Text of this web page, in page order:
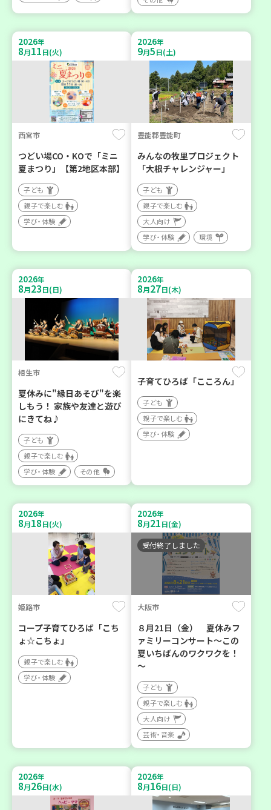
2026年
8月11日(火)
西宮市
つどい場CO・KOで「ミニ
夏まつり」【第2地区本部】
子ども
親子で楽しむ
学び・体験
2026年
9月5日(土)
豊能郡豊能町
みんなの牧里プロジェクト
「大根チャレンジャー」
子ども
親子で楽しむ
大人向け
学び・体験
環境
2026年
8月23日(日)
相生市
夏休みに"縁日あそび"を楽
しもう！ 家族や友達と遊び
にきてね♪
子ども
親子で楽しむ
学び・体験
その他
2026年
8月27日(木)
子育てひろば「こころん」
子ども
親子で楽しむ
学び・体験
2026年
8月18日(火)
姫路市
コープ子育てひろば「こち
ょ☆こちょ」
親子で楽しむ
学び・体験
2026年
8月21日(金)
受付終了しました
大阪市
８月21日（金） 夏休みフ
ァミリーコンサート～この
夏いちばんのワクワクを！
～
子ども
親子で楽しむ
大人向け
芸術・音楽
2026年
8月26日(水)
2026年
8月16日(日)